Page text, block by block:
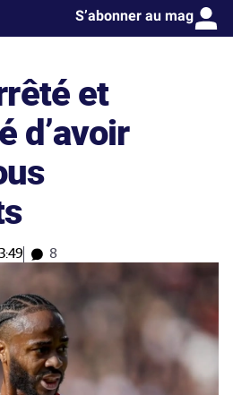
S’abonner au mag
et
d’avoir
8